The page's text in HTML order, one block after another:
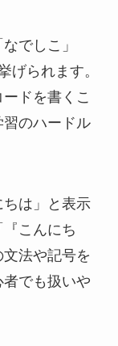
でしこ」
げられます。
ドを書くこ
習のハードル
は」と表示
こんにち
法や記号を
でも扱いや